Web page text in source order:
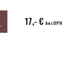
17,- € bez DPH